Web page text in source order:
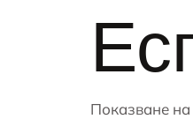
Показване на